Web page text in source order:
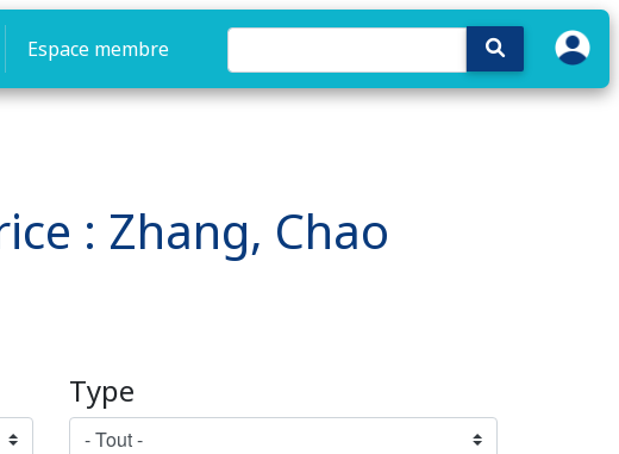
Espace membre
: Zhang, Chao
Type